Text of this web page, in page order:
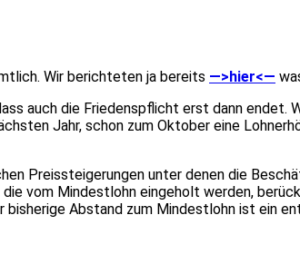
Wir berichteten ja bereits —>hier<—
auch die Friedenspflicht erst dann endet.
Jahr, schon zum Oktober eine
Preissteigerungen unter denen die
vom Mindestlohn eingeholt werden,
Abstand zum Mindestlohn ist ein